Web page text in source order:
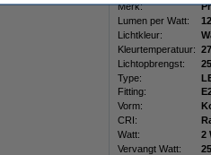
Merk:
Lumen per Watt:
Lichtkleur:
Kleurtemperatuur:
Lichtopbrengst:
Type:
Fitting:
Vorm:
CRI:
Watt:
2
Vervangt Watt: